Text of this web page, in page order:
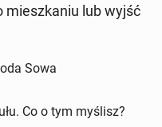
miesz­ka­niu lub wyjść
Sowa
Co o tym myślisz?